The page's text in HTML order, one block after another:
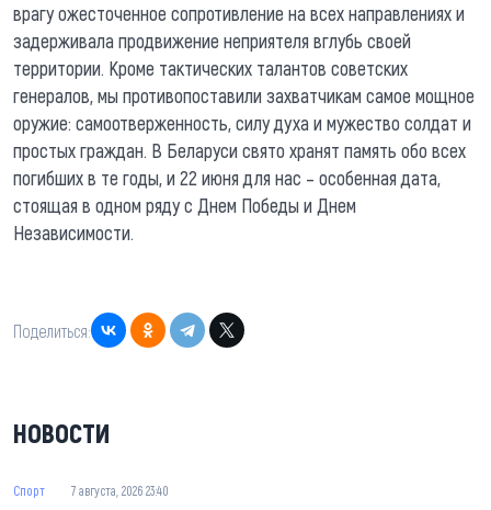
врагу ожесточенное сопротивление на всех направлениях и
задерживала продвижение неприятеля вглубь своей
территории. Кроме тактических талантов советских
генералов, мы противопоставили захватчикам самое мощное
оружие: самоотверженность, силу духа и мужество солдат и
простых граждан. В Беларуси свято хранят память обо всех
погибших в те годы, и 22 июня для нас – особенная дата,
стоящая в одном ряду с Днем Победы и Днем
Независимости.
Поделиться:
НОВОСТИ
Спорт 7 августа, 2026 23:40